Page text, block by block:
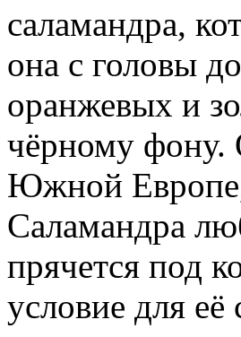
саламандра,
она с головы
оранжевых и
чёрному фону.
Южной
Саламандра
прячется под
условие для её